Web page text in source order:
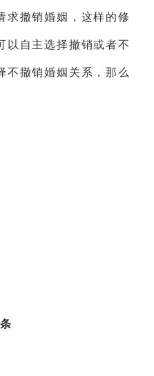
求撤销婚姻，这样的修
以自主选择撤销或者不
不撤销婚姻关系，那么